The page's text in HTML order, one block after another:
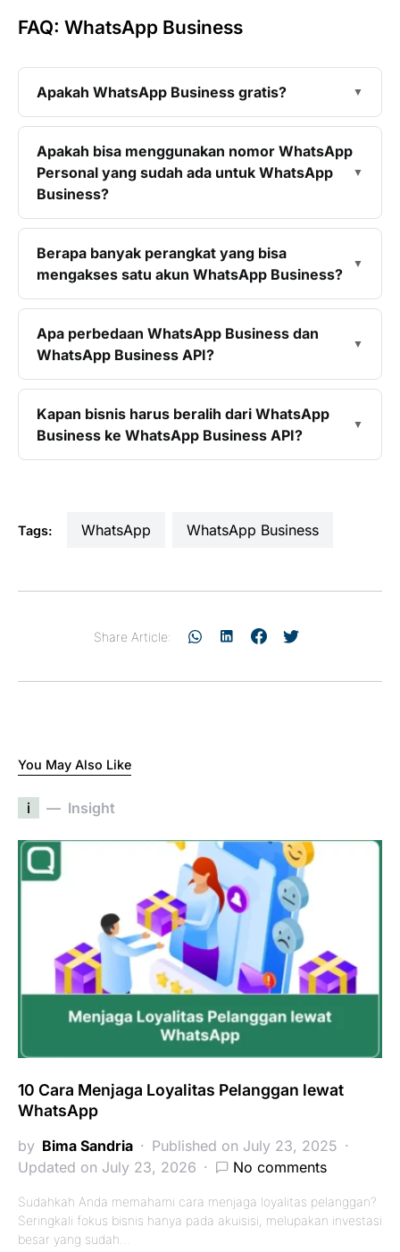
FAQ: WhatsApp Business
Apakah WhatsApp Business gratis?
Apakah bisa menggunakan nomor WhatsApp
Personal yang sudah ada untuk WhatsApp
Business?
Berapa banyak perangkat yang bisa
mengakses satu akun WhatsApp Business?
Apa perbedaan WhatsApp Business dan
WhatsApp Business API?
Kapan bisnis harus beralih dari WhatsApp
Business ke WhatsApp Business API?
Tags: WhatsApp WhatsApp Business
Share Article:
You May Also Like
i Insight
10 Cara Menjaga Loyalitas Pelanggan lewat
WhatsApp
by Bima Sandria
Published on July 23, 2025
Updated on July 23, 2026
No comments
Sudahkah Anda memahami cara menjaga loyalitas pelanggan?
Seringkali fokus bisnis hanya pada akuisisi, melupakan investasi
besar yang sudah…